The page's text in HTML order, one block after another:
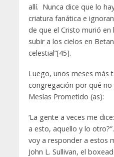
allí. Nunca dice que lo
criatura fanática e
de que el Cristo murió
subir a los cielos en
celestial”[45].
Luego, unos meses más
congregación por qué
Mesías Prometido (as):
‘La gente a veces me
a esto, aquello y lo
voy a responder a estos
John L. Sullivan, el